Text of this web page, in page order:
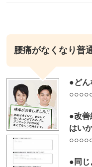
腰痛がなくなり普
●ど
●改善
はい
●同じ